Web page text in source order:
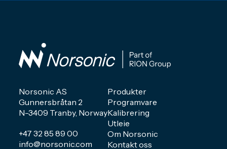
Norsonic AS
Gunnersbråtan 2
N-3409 Tranby, Norway
+47 32 85 89 00
info@norsonic.com
Produkter
Programvare
Kalibrering
Utleie
Om Norsonic
Kontakt oss